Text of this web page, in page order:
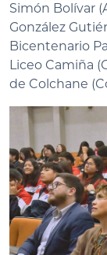
Simón Bolívar
González
Bicentenario
Liceo Camiña
de Colchane